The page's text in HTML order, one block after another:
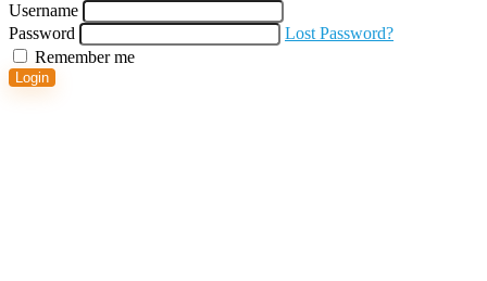
Username
Password
Lost Password?
Remember me
Login